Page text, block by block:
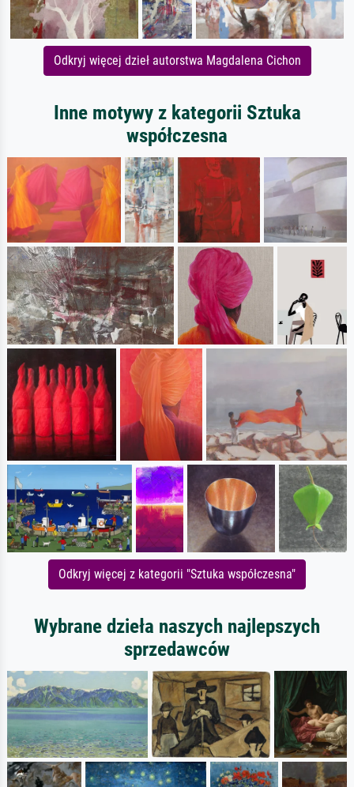
Odkryj więcej dzieł autorstwa Magdalena Cichon
Inne motywy z kategorii Sztuka
współczesna
Odkryj więcej z kategorii "Sztuka współczesna"
Wybrane dzieła naszych najlepszych
sprzedawców